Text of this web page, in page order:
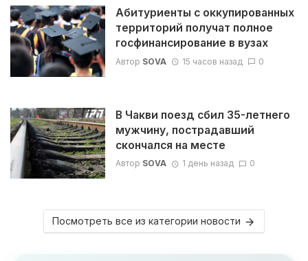
Абитуриенты с оккупированных
территорий получат полное
госфинансирование в вузах
Автор SOVA 15 часов назад 0
В Чакви поезд сбил 35-летнего
мужчину, пострадавший
скончался на месте
Автор SOVA 1 день назад 0
Посмотреть все из категории новости